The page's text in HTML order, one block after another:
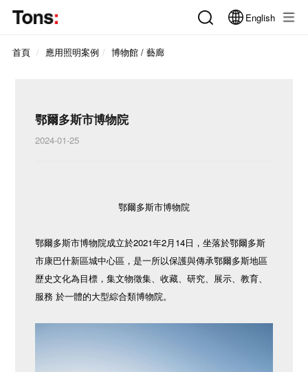
English
首頁 應用照明案例 博物館 / 藝廊
鄂爾多斯市博物院
2024-01-25
鄂爾多斯市博物院
鄂爾多斯市博物院成立於2021年2月14日，坐落於鄂爾多斯
市康巴什新區城中心區，是一所以保護與傳承鄂爾多斯地區
歷史文化為目標，集文物徵集、收藏、研究、展示、教育、
服務 於一體的大型綜合類博物院。